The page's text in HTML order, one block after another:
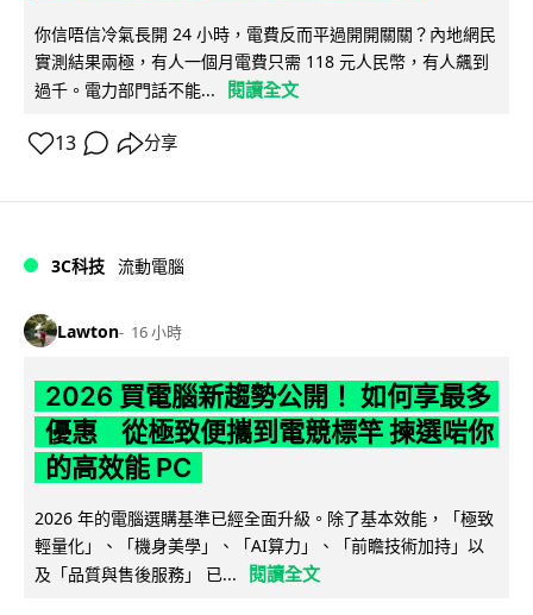
你信唔信冷氣長開 24 小時，電費反而平過開開關關？內地網民
實測結果兩極，有人一個月電費只需 118 元人民幣，有人飆到
過千。電力部門話不能...
閱讀全文
13 分享
3C科技 流動電腦
Lawton 16 小時
2026 買電腦新趨勢公開！ 如何享最多
優惠 從極致便攜到電競標竿 揀選啱你
的高效能 PC
2026 年的電腦選購基準已經全面升級。除了基本效能，「極致
輕量化」、「機身美學」、「AI算力」、「前瞻技術加持」以
及「品質與售後服務」 已...
閱讀全文